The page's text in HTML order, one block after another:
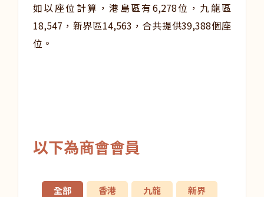
如以座位計算，港島區有6,278位，九龍區
18,547，新界區14,563，合共提供39,388個座
位。
以下為商會會員
全部 香港 九龍 新界